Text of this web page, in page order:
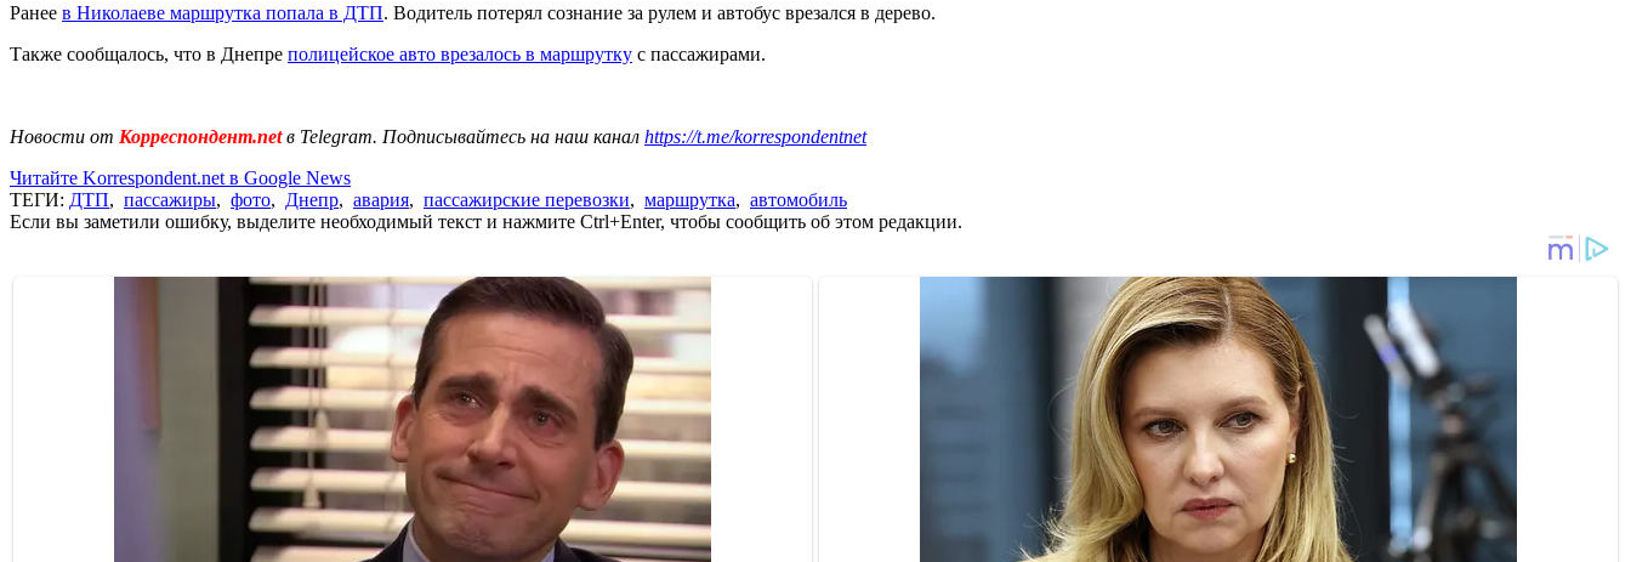
Ранее в Николаеве маршрутка попала в ДТП. Водитель потерял сознание за рулем и автобус врезался в дерево.
Также сообщалось, что в Днепре полицейское авто врезалось в маршрутку с пассажирами.
Новости от Корреспондент.netв Telegram. Подписывайтесь на наш канал https://t.me/korrespondentnet
Читайте Korrespondent.net в Google News
ТЕГИ: ДТП, пассажиры, фото, Днепр, авария, пассажирские перевозки, маршрутка, автомобиль
Если вы заметили ошибку, выделите необходимый текст и нажмите Ctrl+Enter, чтобы сообщить об этом редакции.